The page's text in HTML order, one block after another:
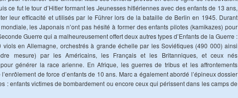
ce fut le tour d’Hitler formant les Jeunesses hitlériennes avec des enfants de 13 ans,
leur efficacité et utilisés par le Führer lors de la bataille de Berlin en 1945. Durant
les Japonais n’ont pas hésité à former des enfants pilotes (kamikazes) pour
Guerre qui a malheureusement offert deux autres types d’Enfants de la Guerre :
en Allemagne, orchestrés à grande échelle par les Soviétiques (490 000) ainsi
mesure) par les Américains, les Français et les Britanniques, et ceux nés
générer la race arienne. En Afrique, les guerres de tribus et les affrontements
de force d’enfants de 10 ans. Marc a également abordé l’épineux dossier
: enfants victimes de bombardement ou encore ceux qui périssent dans les camps de